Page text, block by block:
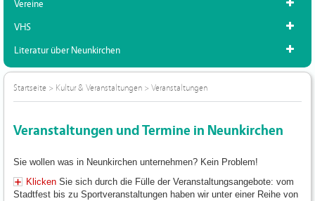
Vereine
VHS
Literatur über Neunkirchen
Startseite > Kultur & Veranstaltungen > Veranstaltungen
Veranstaltungen und Termine in Neunkirchen
Sie wollen was in Neunkirchen unternehmen? Kein Problem!
Klicken Sie sich durch die Fülle der Veranstaltungsangebote: vom
Stadtfest bis zu Sportveranstaltungen haben wir unter einer Reihe von